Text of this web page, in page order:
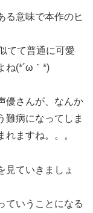
る意味で本作のヒ
てて普通に可愛
ね(*´ω｀*)
優さんが、なんか
難病になってしま
ますね。。。
見ていきましょ
ていうことになる